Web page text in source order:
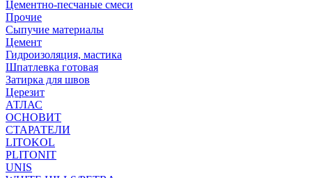
Цементно-песчаные смеси
Прочие
Сыпучие материалы
Цемент
Гидроизоляция, мастика
Шпатлевка готовая
Затирка для швов
Церезит
АТЛАС
ОСНОВИТ
СТАРАТЕЛИ
LITOKOL
PLITONIT
UNIS